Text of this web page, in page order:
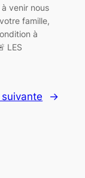
venir nous
famille,
à
LES
suivante →